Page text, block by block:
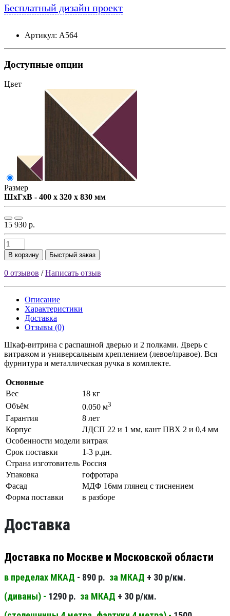
Бесплатный дизайн проект
Артикул: А564
Доступные опции
Цвет
Размер
ШxГxВ - 400 x 320 x 830 мм
15 930 р.
В корзину Быстрый заказ
0 отзывов /Написать отзыв
Описание
Характеристики
Доставка
Отзывы (0)
Шкаф-витрина с распашной дверью и 2 полками. Дверь с
витражом и универсальным креплением (левое/правое). Вся
фурнитура и металлическая ручка в комплекте.
Основные
Вес
18 кг
Объём
0.050 м3
Гарантия
8 лет
Корпус
ЛДСП 22 и 1 мм, кант ПВХ 2 и 0,4 мм
Особенности модели витраж
Срок поставки
1-3 р.дн.
Страна изготовитель Россия
Упаковка
гофротара
Фасад
МДФ 16мм глянец с тиснением
Форма поставки
в разборе
Доставка
Доставка по Москве и Московской области
в пределах МКАД - 890 р. за МКАД + 30 р/км.
(диваны) - 1290 р. за МКАД + 30 р/км.